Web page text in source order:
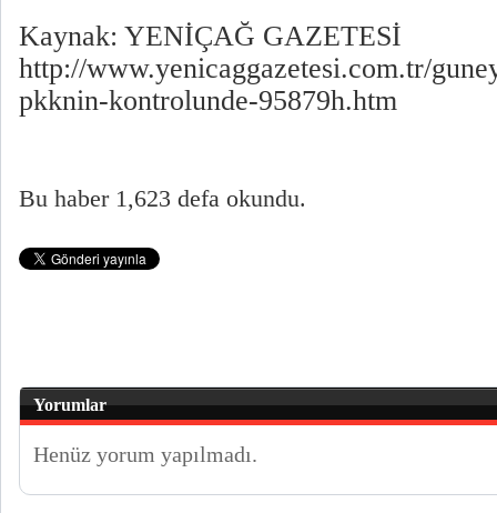
Kaynak: YENİÇAĞ GAZETESİ
http://www.yenicaggazetesi.com.tr/
pkknin-kontrolunde-95879h.htm
Bu haber 1,623 defa okundu.
Yorumlar
Henüz yorum yapılmadı.